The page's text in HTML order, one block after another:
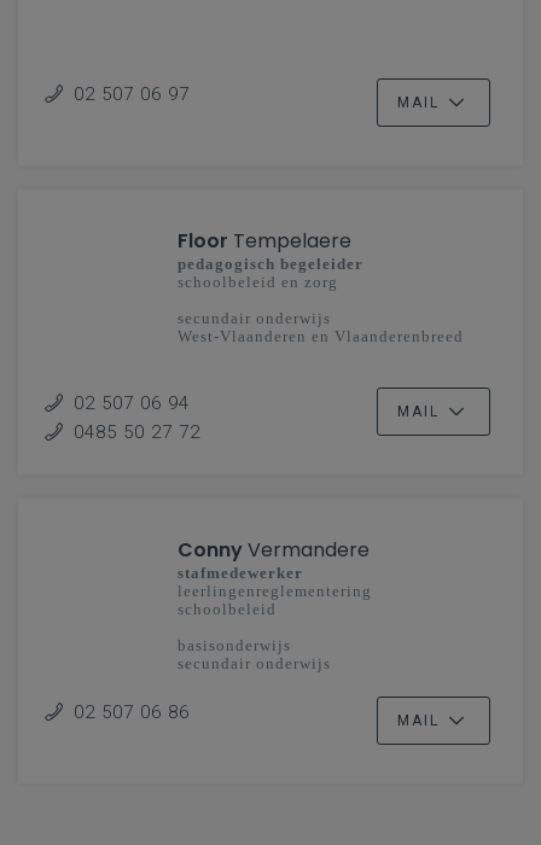
02 507 06 97 MAIL
Floor Tempelaere
pedagogisch begeleider
schoolbeleid en zorg
secundair onderwijs
West-Vlaanderen en Vlaanderenbreed
02 507 06 94
0485 50 27 72
MAIL
ConnyVermandere
stafmedewerker
leerlingenreglementering
schoolbeleid
basisonderwijs
secundair onderwijs
02 507 06 86 MAIL